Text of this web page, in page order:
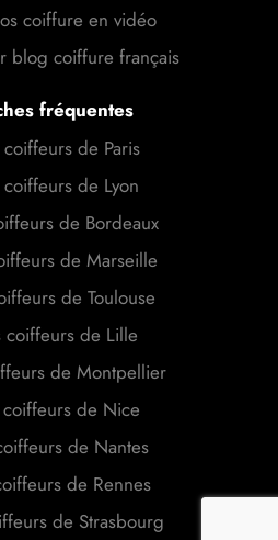
coiffure en vidéo
blog coiffure français
fréquentes
de Paris
de Lyon
de Bordeaux
de Marseille
de Toulouse
coiffeurs de Lille
de Montpellier
de Nice
de Nantes
de Rennes
de Strasbourg